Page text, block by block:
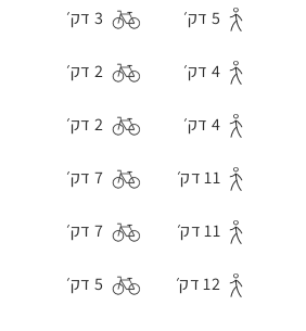
5 דק׳ 3 דק׳
4 דק׳ 2 דק׳
4 דק׳ 2 דק׳
11 דק׳ 7 דק׳
11 דק׳ 7 דק׳
12 דק׳ 5 דק׳